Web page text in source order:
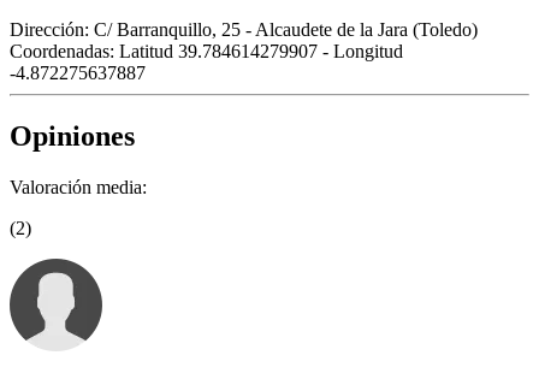
Dirección: C/ Barranquillo, 25 - Alcaudete de la Jara (Toledo)
Coordenadas: Latitud 39.784614279907 - Longitud
-4.872275637887
Opiniones
Valoración media:
(2)